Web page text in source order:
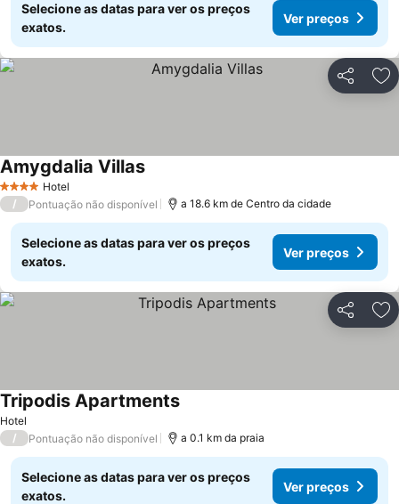
Selecione as datas para ver os preços
exatos.
Ver preços
Partilhar
4 EstrelasHotel
Amygdalia Villas
/ Pontuação não disponível a 18.6 km de Centro da cidade
Selecione as datas para ver os preços
exatos.
Ver preços
Partilhar
Hotel
Tripodis Apartments
/ Pontuação não disponível a 0.1 km da praia
Selecione as datas para ver os preços
exatos.
Ver preços